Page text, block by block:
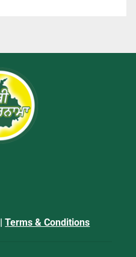
|Terms & Conditions